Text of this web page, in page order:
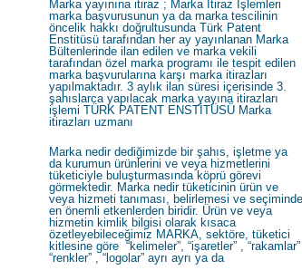
Marka yayınına itiraz ; Marka İtiraz İşlemleri
marka başvurusunun ya da marka tescilinin
öncelik hakkı doğrultusunda Türk Patent
Enstitüsü tarafından her ay yayınlanan Marka
Bültenlerinde ilan edilen ve marka vekili
tarafından özel marka programı ile tespit edilen
marka başvurularına karşı marka itirazları
yapılmaktadır. 3 aylık ilan süresi içerisinde 3.
şahıslarca yapılacak marka yayına itirazları
işlemi TÜRK PATENT ENSTİTÜSÜ Marka
itirazları uzmanı
Marka nedir dediğimizde bir şahıs, işletme ya
da kurumun ürünlerini ve veya hizmetlerini
tüketiciyle buluşturmasında köprü görevi
görmektedir. Marka nedir tüketicinin ürün ve
veya hizmeti tanıması, belirlemesi ve seçiminde
en önemli etkenlerden biridir. Ürün ve veya
hizmetin kimlik bilgisi olarak kısaca
özetleyebileceğimiz MARKA, sektöre, tüketici
kitlesine göre “kelimeler”, “işaretler” , “rakamlar”
“renkler” , “logolar” ayrı ayrı ya da